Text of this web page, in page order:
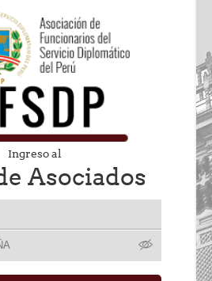
Ingreso al
Asociados